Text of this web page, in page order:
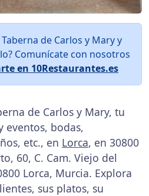
de Carlos y Mary y
Comunícate con nosotros
en 10Restaurantes.es
de Carlos y Mary, tu
eventos, bodas,
etc., en Lorca, en 30800
60, C. Cam. Viejo del
Lorca, Murcia. Explora
sus platos, su